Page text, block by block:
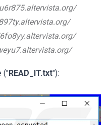
("READ_IT.txt"):